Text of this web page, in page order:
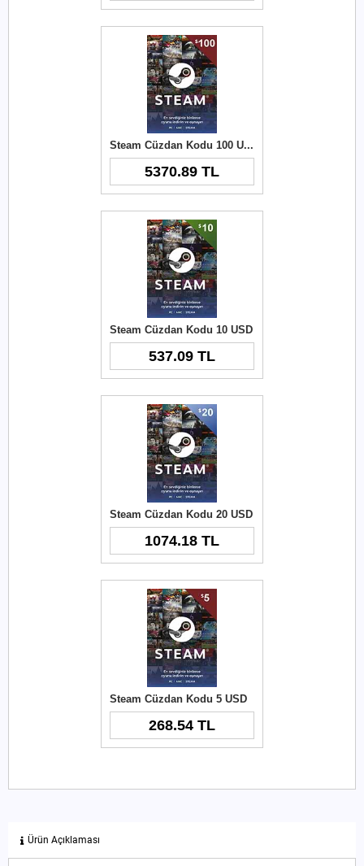
Steam Cüzdan Kodu 100 USD
5370.89 TL
Steam Cüzdan Kodu 10 USD
537.09 TL
Steam Cüzdan Kodu 20 USD
1074.18 TL
Steam Cüzdan Kodu 5 USD
268.54 TL
Ürün Açıklaması